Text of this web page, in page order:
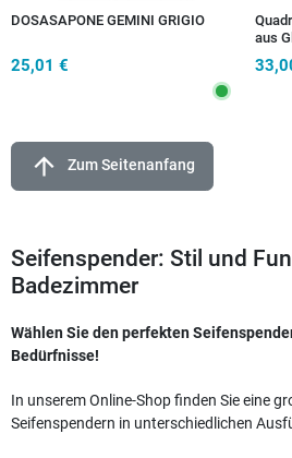
DOSASAPONE GEMINI GRIGIO
25,01 €
aus
arrow_upward Zum Seitenanfang
Seifenspender: Stil und
Badezimmer
Wählen Sie den perfekten
Bedürfnisse!
In unserem Online-Shop finden Sie eine
Seifenspendern in unterschiedlichen